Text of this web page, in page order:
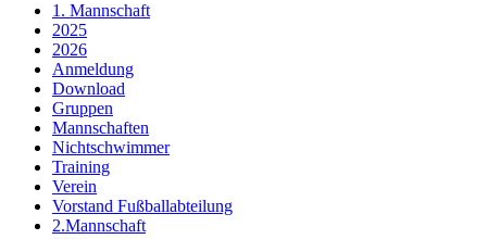
1. Mannschaft
2025
2026
Anmeldung
Download
Gruppen
Mannschaften
Nichtschwimmer
Training
Verein
Vorstand Fußballabteilung
2.Mannschaft